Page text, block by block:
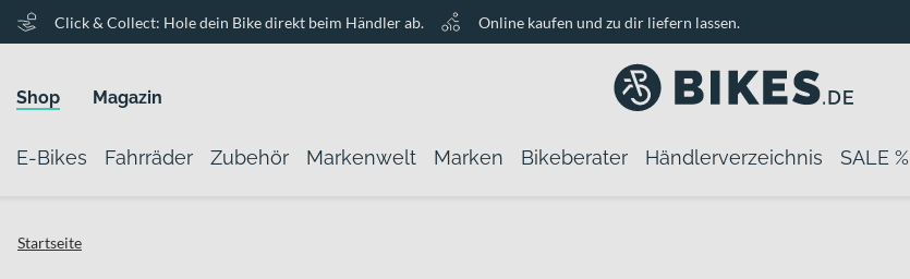
Click & Collect: Hole dein Bike direkt beim Händler ab. Online kaufen und zu dir liefern lassen.
Shop Magazin
E-Bikes Fahrräder Zubehör Markenwelt Marken Bikeberater Händlerverzeichnis SALE %
Startseite